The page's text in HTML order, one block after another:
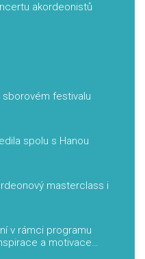
akordeonistů
sborovém festivalu
spolu s Hanou
masterclass i
v rámci programu
a motivace